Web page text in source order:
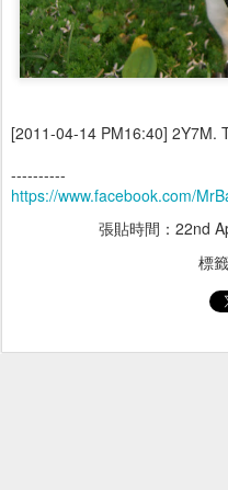
[2011-04-14 PM16:40] 2Y7M.
----------
https://www.facebook.com/
張貼時間： 22nd
標